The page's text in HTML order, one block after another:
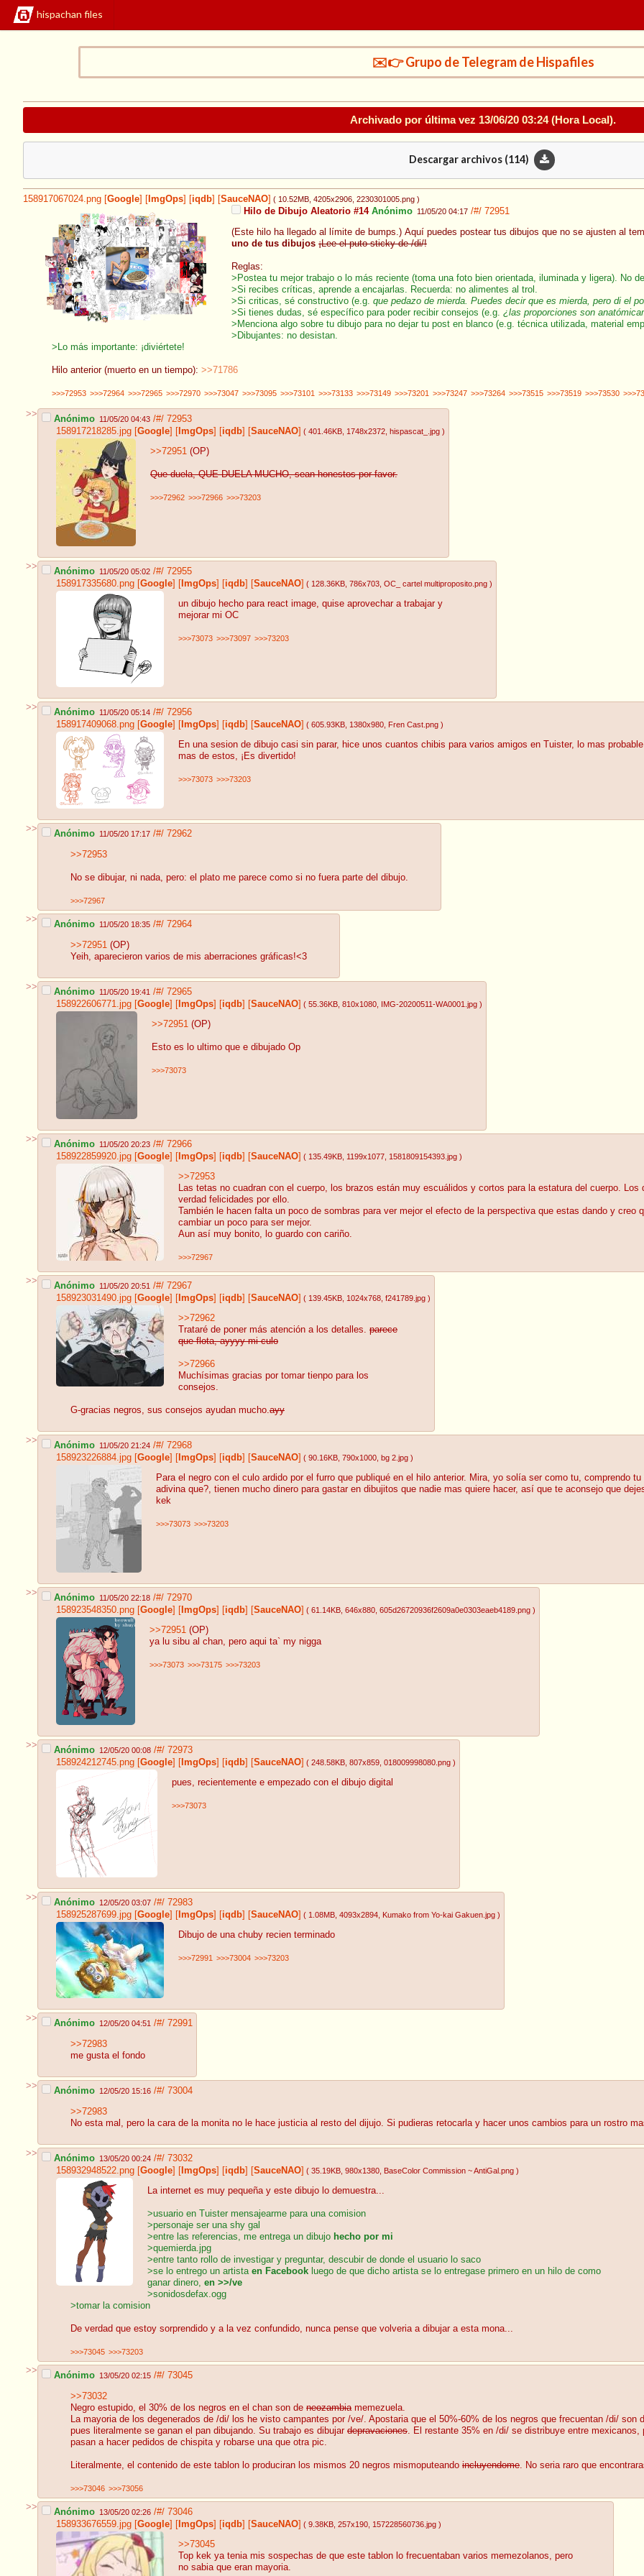
hispachan files
✉️👉 Grupo de Telegram de Hispafiles
Archivado por última vez 13/06/20 03:24(Hora Local).
Descargar archivos (114)
158917067024.png Google ImgOps iqdb SauceNAO ( 10.52MB , 4205x2906 , 2230301005.png )
Hilo de Dibujo Aleatorio #14Anónimo 11/05/20 04:17 /#/ 72951
(Este hilo ha llegado al límite de bumps.) Aquí puedes postear tus dibujos que no se ajusten al
uno de tus dibujos ¡Lee el puto sticky de /di/!
Reglas:
>Postea tu mejor trabajo o lo más reciente (toma una foto bien orientada, iluminada y ligera). No
>Si recibes críticas, aprende a encajarlas. Recuerda: no alimentes al trol.
>Si criticas, sé constructivo (e.g. que pedazo de mierda. Puedes decir que es mierda, pero di el
>Si tienes dudas, sé específico para poder recibir consejos (e.g. ¿las proporciones son
>Menciona algo sobre tu dibujo para no dejar tu post en blanco (e.g. técnica utilizada, material
>Dibujantes: no desistan.
>Lo más importante: ¡diviértete!
Hilo anterior (muerto en un tiempo): >>71786
>>>72953 >>>72964 >>>72965 >>>72970 >>>73047 >>>73095 >>>73101 >>>73133 >>>73149 >>>73201 >>>73247 >>>73264 >>>73515 >>>73519 >>>73530
>> Anónimo 11/05/20 04:43 /#/ 72953
158917218285.jpg [Google] [ ImgOps] [iqdb] [SauceNAO] ( 401.46KB , 1748x2372 , hispascat_.jpg )
>>72951 (OP)
Que duela, QUE DUELA MUCHO, sean honestos por favor.
>>>72962 >>>72966 >>>73203
>> Anónimo 11/05/20 05:02 /#/ 72955
158917335680.png [Google] [ ImgOps] [iqdb] [SauceNAO] ( 128.36KB , 786x703 , OC_ cartel multiproposito.png )
un dibujo hecho para react image, quise aprovechar a trabajar y
mejorar mi OC
>>>73073 >>>73097 >>>73203
>> Anónimo 11/05/20 05:14 /#/ 72956
158917409068.png [Google] [ ImgOps] [iqdb] [SauceNAO] ( 605.93KB , 1380x980 , Fren Cast.png )
En una sesion de dibujo casi sin parar, hice unos cuantos chibis para varios amigos en Tuister, lo mas
mas de estos, ¡Es divertido!
>>>73073 >>>73203
>> Anónimo 11/05/20 17:17 /#/ 72962
>>72953
No se dibujar, ni nada, pero: el plato me parece como si no fuera parte del dibujo.
>>>72967
>> Anónimo 11/05/20 18:35 /#/ 72964
>>72951 (OP)
Yeih, aparecieron varios de mis aberraciones gráficas!<3
>> Anónimo 11/05/20 19:41 /#/ 72965
158922606771.jpg [Google] [ ImgOps] [iqdb] [SauceNAO] ( 55.36KB , 810x1080 , IMG-20200511-WA0001.jpg )
>>72951 (OP)
Esto es lo ultimo que e dibujado Op
>>>73073
>> Anónimo 11/05/20 20:23 /#/ 72966
158922859920.jpg [Google] [ ImgOps] [iqdb] [SauceNAO] ( 135.49KB , 1199x1077 , 1581809154393.jpg )
>>72953
Las tetas no cuadran con el cuerpo, los brazos están muy escuálidos y cortos para la estatura del cuerpo. Los
verdad felicidades por ello.
También le hacen falta un poco de sombras para ver mejor el efecto de la perspectiva que estas dando y creo
cambiar un poco para ser mejor.
Aun así muy bonito, lo guardo con cariño.
>>>72967
>> Anónimo 11/05/20 20:51 /#/ 72967
158923031490.jpg [Google] [ ImgOps] [iqdb] [SauceNAO] ( 139.45KB , 1024x768 , f241789.jpg )
>>72962
Trataré de poner más atención a los detalles. parece
que flota, ayyyy mi culo
>>72966
Muchísimas gracias por tomar tienpo para los
consejos.
G-gracias negros, sus consejos ayudan mucho.ayy
>> Anónimo 11/05/20 21:24 /#/ 72968
158923226884.jpg [Google] [ ImgOps] [iqdb] [SauceNAO] ( 90.16KB , 790x1000 , bg 2.jpg )
Para el negro con el culo ardido por el furro que publiqué en el hilo anterior. Mira, yo solía ser como tu, comprendo
adivina que?, tienen mucho dinero para gastar en dibujitos que nadie mas quiere hacer, así que te aconsejo que
kek
>>>73073 >>>73203
>> Anónimo 11/05/20 22:18 /#/ 72970
158923548350.png [Google] [ ImgOps] [iqdb] [SauceNAO] ( 61.14KB , 646x880 , 605d26720936f2609a0e0303eaeb4189.png )
>>72951 (OP)
ya lu sibu al chan, pero aqui ta` my nigga
>>>73073 >>>73175 >>>73203
>> Anónimo 12/05/20 00:08 /#/ 72973
158924212745.png [Google] [ ImgOps] [iqdb] [SauceNAO] ( 248.58KB , 807x859 , 018009998080.png )
pues, recientemente e empezado con el dibujo digital
>>>73073
>> Anónimo 12/05/20 03:07 /#/ 72983
158925287699.jpg [Google] [ ImgOps] [iqdb] [SauceNAO] ( 1.08MB , 4093x2894 , Kumako from Yo-kai Gakuen.jpg )
Dibujo de una chuby recien terminado
>>>72991 >>>73004 >>>73203
>> Anónimo 12/05/20 04:51 /#/ 72991
>>72983
me gusta el fondo
>> Anónimo 12/05/20 15:16 /#/ 73004
>>72983
No esta mal, pero la cara de la monita no le hace justicia al resto del dijujo. Si pudieras retocarla y hacer unos cambios para un rostro
>> Anónimo 13/05/20 00:24 /#/ 73032
158932948522.png [Google] [ ImgOps] [iqdb] [SauceNAO] ( 35.19KB , 980x1380 , BaseColor Commission ~ AntiGal.png )
La internet es muy pequeña y este dibujo lo demuestra...
>usuario en Tuister mensajearme para una comision
>personaje ser una shy gal
>entre las referencias, me entrega un dibujo hecho por mi
>quemierda.jpg
>entre tanto rollo de investigar y preguntar, descubir de donde el usuario lo saco
>se lo entrego un artista en Facebook luego de que dicho artista se lo entregase primero en un hilo de como
ganar dinero, en >>/ve
>sonidosdefax.ogg
>tomar la comision
De verdad que estoy sorprendido y a la vez confundido, nunca pense que volveria a dibujar a esta mona...
>>>73045 >>>73203
>> Anónimo 13/05/20 02:15 /#/ 73045
>>73032
Negro estupido, el 30% de los negros en el chan son de neozambiamemezuela.
La mayoria de los degenerados de /di/ los he visto campantes por /ve/. Apostaria que el 50%-60% de los negros que frecuentan /di/
pues literalmente se ganan el pan dibujando. Su trabajo es dibujar depravaciones. El restante 35% en /di/ se distribuye entre
pasan a hacer pedidos de chispita y robarse una que otra pic.
Literalmente, el contenido de este tablon lo produciran los mismos 20 negros mismoputeando incluyendome. No seria raro que
>>>73046 >>>73056
>> Anónimo 13/05/20 02:26 /#/ 73046
158933676559.jpg [Google] [ ImgOps] [iqdb] [SauceNAO] ( 9.38KB , 257x190 , 157228560736.jpg )
>>73045
Top kek ya tenia mis sospechas de que este tablon lo frecuentaban varios memezolanos, pero
no sabia que eran mayoria.